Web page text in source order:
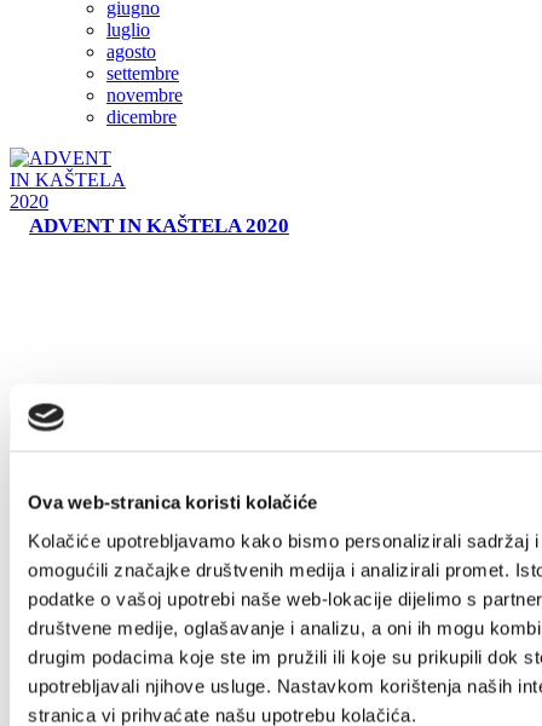
Ova web-stranica koristi kolačiće
Kolačiće upotrebljavamo kako bismo personalizirali sadržaj
omogućili značajke društvenih medija i analizirali promet.
podatke o vašoj upotrebi naše web-lokacije dijelimo s
društvene medije, oglašavanje i analizu, a oni ih mogu
drugim podacima koje ste im pružili ili koje su prikupili dok
upotrebljavali njihove usluge. Nastavkom korištenja naših
stranica vi prihvaćate našu upotrebu kolačića.
Tourist office
Safe in Dalmatia
it
giugno
luglio
agosto
settembre
novembre
dicembre
ADVENT IN KAŠTELA 2020
Villa Nika, Kamberovo šetalište 30
21216 Kaštel Stari, Hrvatska
+385 21 227 933 info@kastela-info.hr